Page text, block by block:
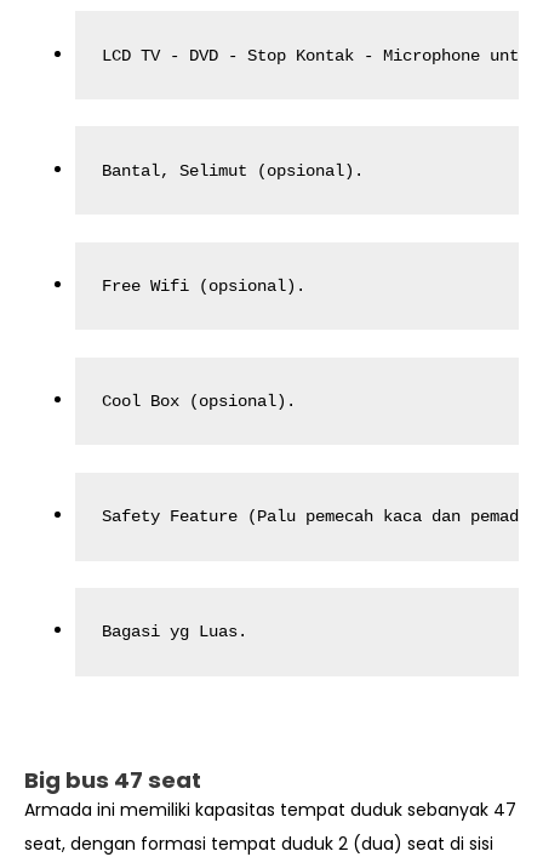
LCD TV - DVD - Stop Kontak - Microphone
Bantal, Selimut (opsional).
Free Wifi (opsional).
Cool Box (opsional).
Safety Feature (Palu pemecah kaca dan
Bagasi yg Luas.
Big bus 47 seat
Armada ini memiliki kapasitas tempat duduk sebanyak 47
seat, dengan formasi tempat duduk 2 (dua) seat di sisi